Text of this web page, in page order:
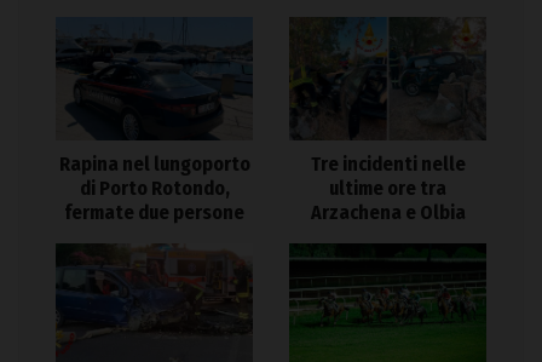
Rapina nel lungoporto
di Porto Rotondo,
fermate due persone
Tre incidenti nelle
ultime ore tra
Arzachena e Olbia